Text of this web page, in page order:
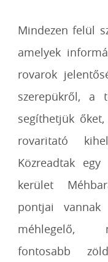
Mindezen felül
amelyek
rovarok
szerepükről, a
segíthetjük
rovaritató
Közreadtak
kerület
pontjai vannak
méhlegelő,
fontosabb